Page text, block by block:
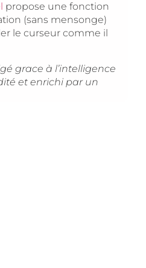
propose une fonction
(sans mensonge)
le curseur comme il
grace à l’intelligence
et enrichi par un